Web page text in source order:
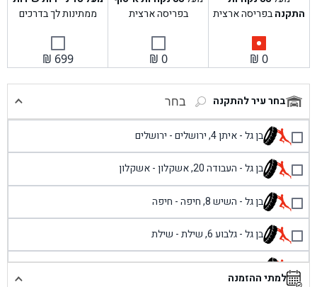
התקנהבפריסה ארצית
₪ 0
בפריסה ארצית
₪ 0
ממתינות לך בדרכים
₪ 699
בחר עיר להתקנה בחר
בן גל - איתן 4, ירושלים - ירושלים
בן גל - העבודה 20, אשקלון - אשקלון
בן גל - השיש 8, חיפה - חיפה
בן גל - גלבוע 6, שילת - שילת
בן גל - פוריידיס, כניסה צפונית מול כביש 4 - פרדיס
למתי ההזמנה